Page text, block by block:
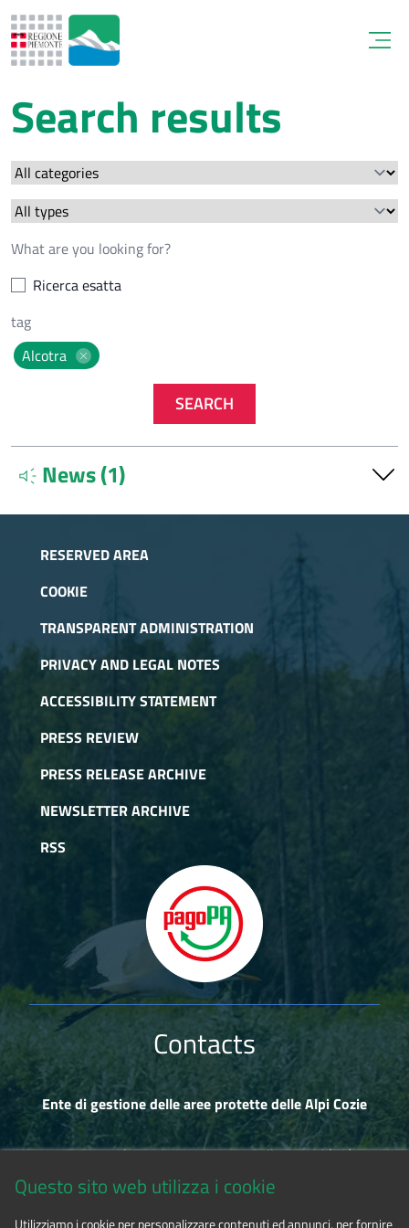
Search results
Ricerca esatta
Alcotra
SEARCH
brand_awarenessNews (1)
Progetto Aclimo: proseguono studi e interventi
Aug. 5, 2025
RESERVED AREA
COOKIE
TRANSPARENT ADMINISTRATION
PRIVACY AND LEGAL NOTES
ACCESSIBILITY STATEMENT
PRESS REVIEW
PRESS RELEASE ARCHIVE
NEWSLETTER ARCHIVE
RSS
Contacts
Ente di gestione delle aree protette delle Alpi Cozie
Via Fransuà Fontan, 1 - 10050 Salbertrand (TO)
Questo sito web utilizza i cookie